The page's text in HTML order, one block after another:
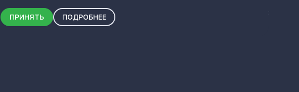
Скачать информационные материалы
о Самарской области
Политика о персональных
ПРИНЯТЬ ПОДРОБНЕЕ